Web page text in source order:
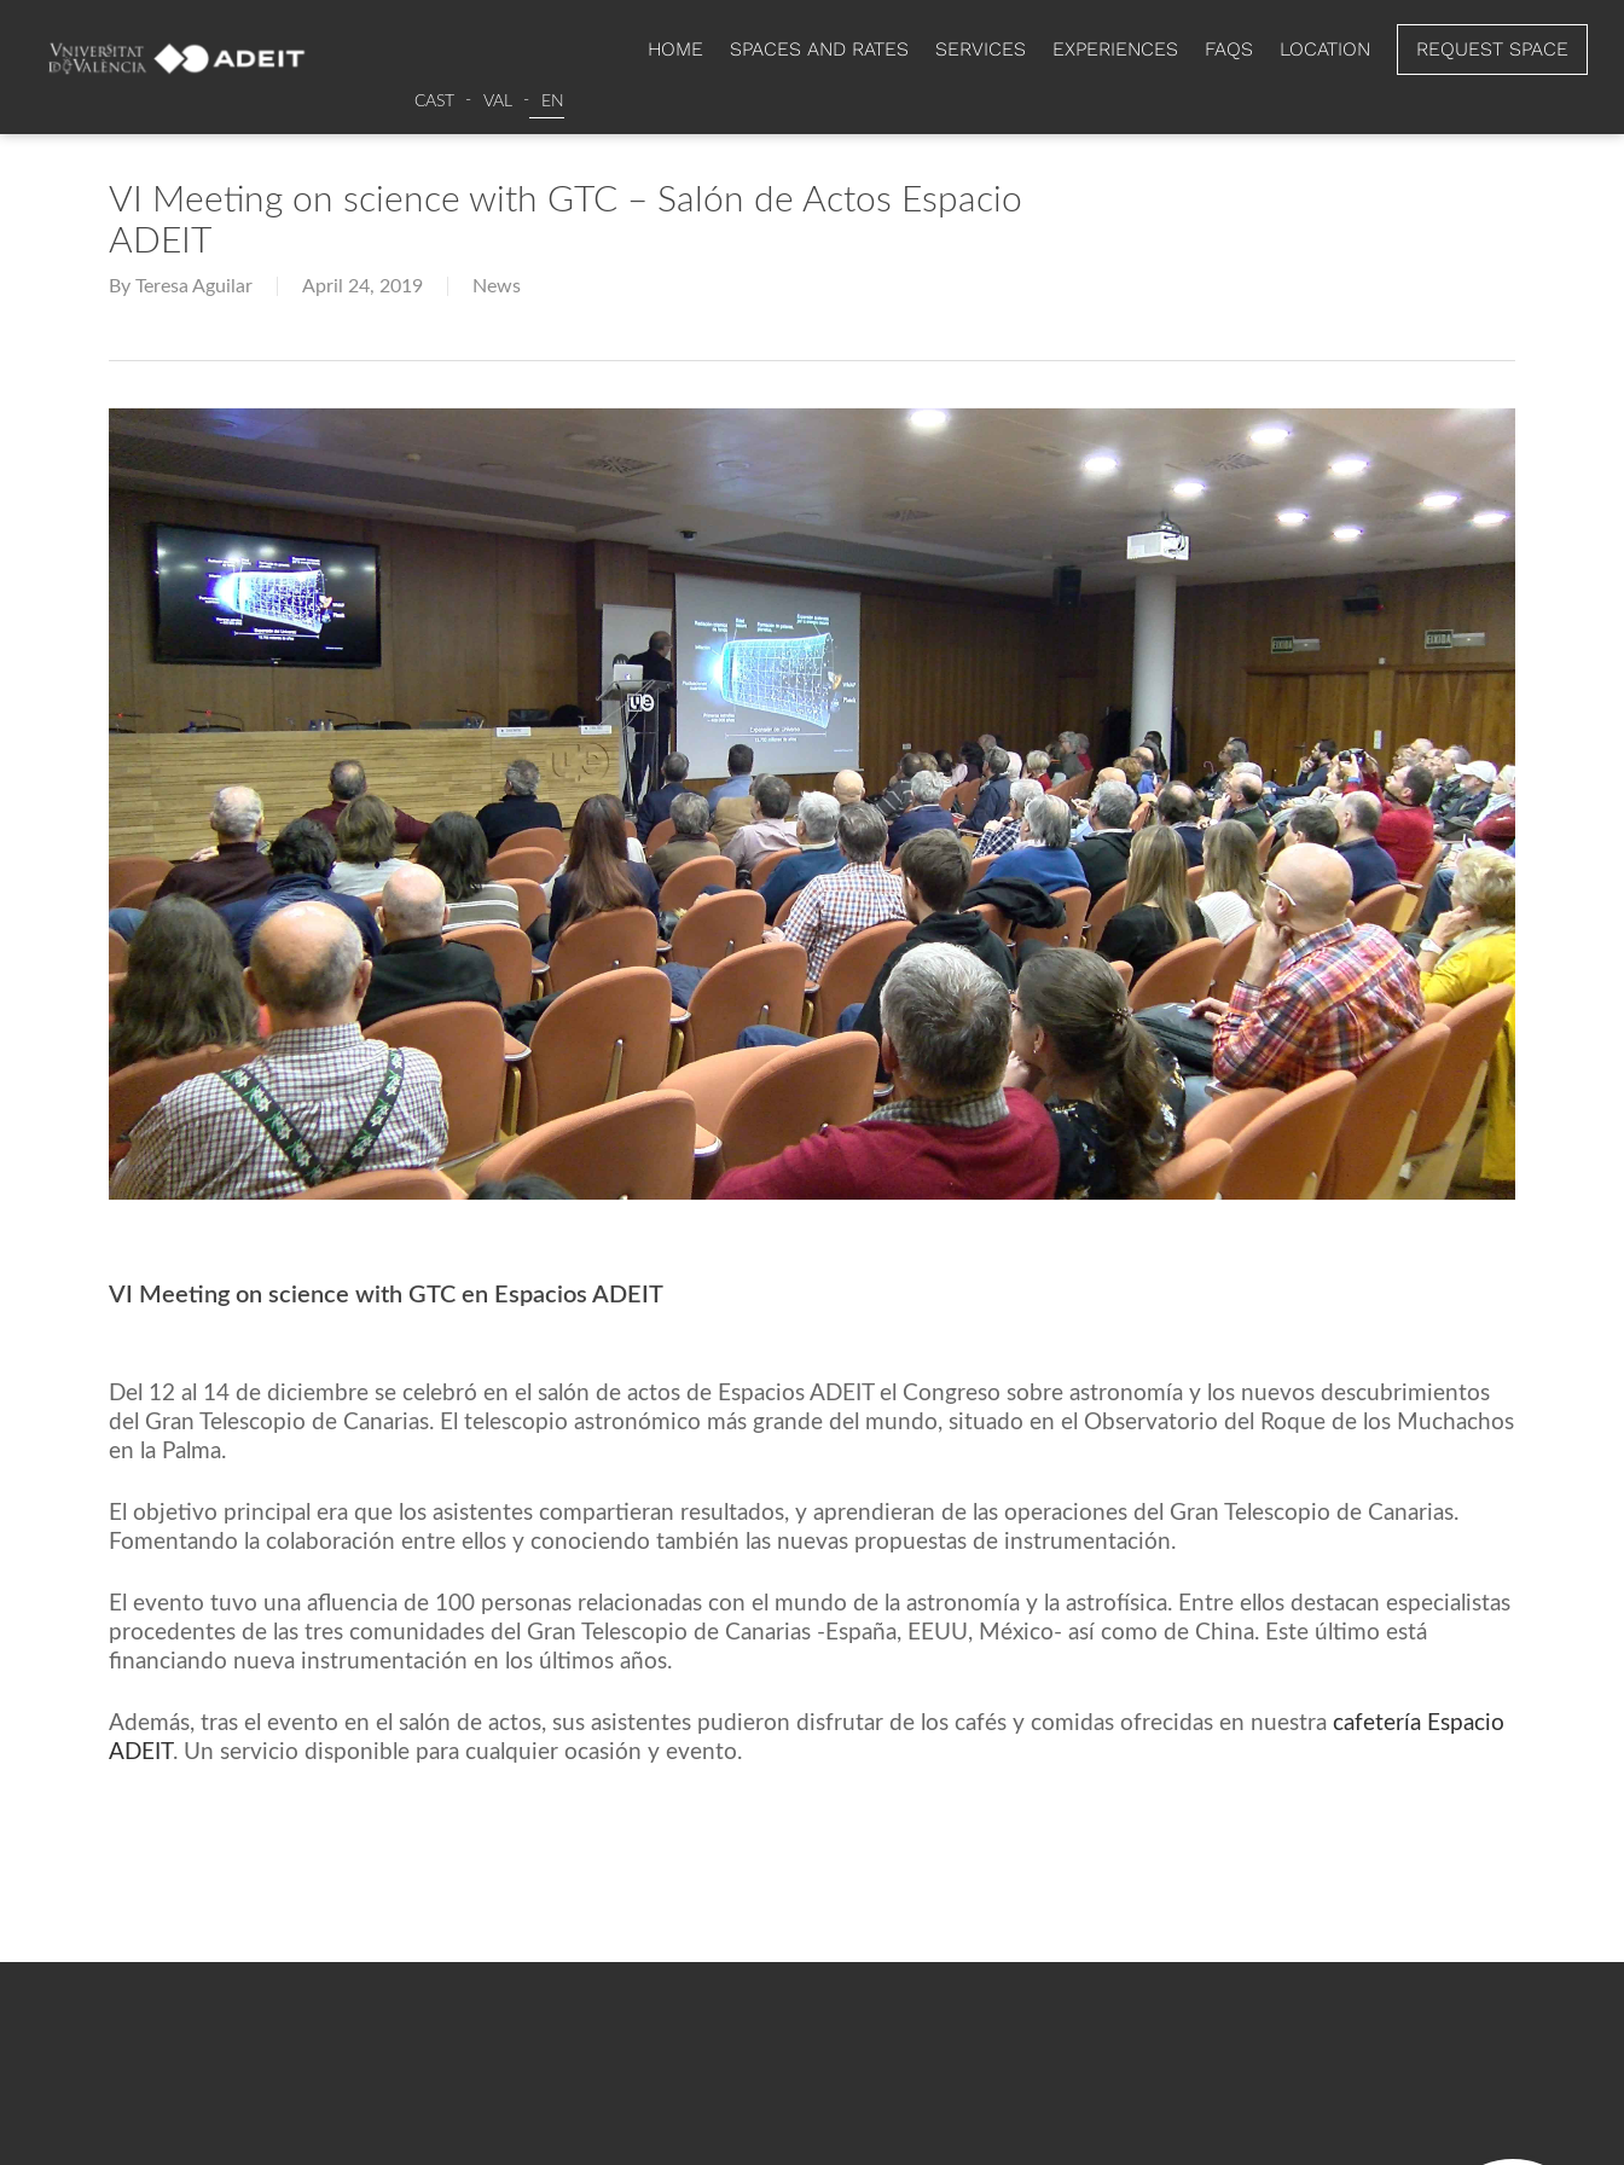
HOME SPACES AND RATES SERVICES EXPERIENCES FAQS LOCATION REQUEST SPACE
CAST VAL EN
VI Meeting on science with GTC – Salón de Actos Espacio
ADEIT
By Teresa Aguilar April 24, 2019 News
VI Meeting on science with GTC en Espacios ADEIT
Del 12 al 14 de diciembre se celebró en el salón de actos de Espacios ADEIT el Congreso sobre astronomía y los nuevos descubrimientos
del Gran Telescopio de Canarias. El telescopio astronómico más grande del mundo, situado en el Observatorio del Roque de los Muchachos
en la Palma.
El objetivo principal era que los asistentes compartieran resultados, y aprendieran de las operaciones del Gran Telescopio de Canarias.
Fomentando la colaboración entre ellos y conociendo también las nuevas propuestas de instrumentación.
El evento tuvo una afluencia de 100 personas relacionadas con el mundo de la astronomía y la astrofísica. Entre ellos destacan especialistas
procedentes de las tres comunidades del Gran Telescopio de Canarias -España, EEUU, México- así como de China. Este último está
financiando nueva instrumentación en los últimos años.
Además, tras el evento en el salón de actos, sus asistentes pudieron disfrutar de los cafés y comidas ofrecidas en nuestra cafetería Espacio
ADEIT. Un servicio disponible para cualquier ocasión y evento.